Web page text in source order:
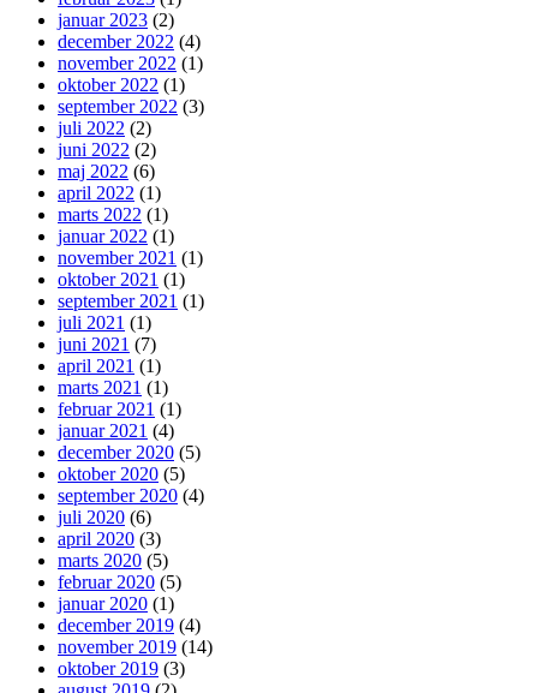
januar 2023 (2)
december 2022 (4)
november 2022 (1)
oktober 2022 (1)
september 2022 (3)
juli 2022 (2)
juni 2022 (2)
maj 2022 (6)
april 2022 (1)
marts 2022 (1)
januar 2022 (1)
november 2021 (1)
oktober 2021 (1)
september 2021 (1)
juli 2021 (1)
juni 2021 (7)
april 2021 (1)
marts 2021 (1)
februar 2021 (1)
januar 2021 (4)
december 2020 (5)
oktober 2020 (5)
september 2020 (4)
juli 2020 (6)
april 2020 (3)
marts 2020 (5)
februar 2020 (5)
januar 2020 (1)
december 2019 (4)
november 2019 (14)
oktober 2019 (3)